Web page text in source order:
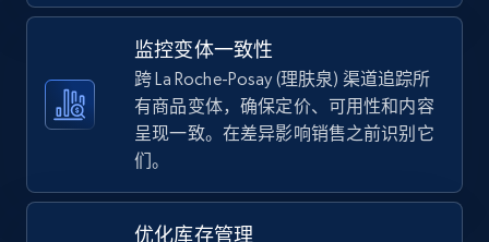
more.
875+ 立即开始
监控变体一致性
跨 La Roche-Posay (理肤泉) 渠道追踪所
有商品变体，确保定价、可用性和内容
呈现一致。在差异影响销售之前识别它
们。
优化库存管理